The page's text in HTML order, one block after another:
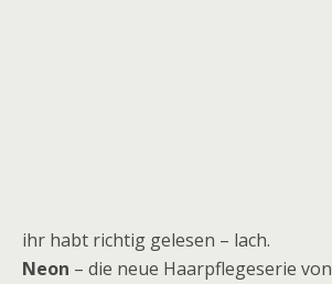
ihr habt richtig gelesen – lach.
Neon – die neue Haarpflegeserie von